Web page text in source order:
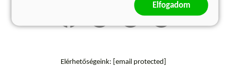
Elérhetőségeink: [email protected]
Elfogadom